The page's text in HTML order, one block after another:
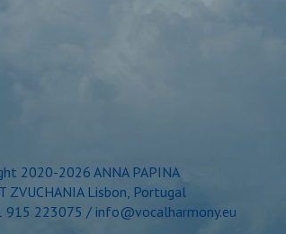
2020-2026 ANNA PAPINA
ZVUCHANIA Lisbon, Portugal
915 223075 / info@vocalharmony.eu